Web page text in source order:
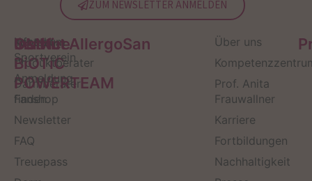
ZUM NEWSLETTER ANMELDEN
Service
Kontakt
Produktberater
Darmberater
finden
Newsletter
FAQ
Treuepass
OMNi-
BiOTiC
POWERTEAM
Infos zum
Sportverein
Anmeldung
Fanshop
Institut AllergoSan
Über uns
Prof. Anita
Frauwallner
Karriere
Fortbildungen
Nachhaltigkeit